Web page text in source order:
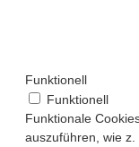
Funktionell
Funktionell
Funktionale
auszuführen, wie